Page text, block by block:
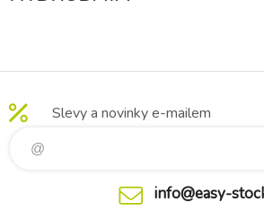
Slevy a novinky e-mailem
info@easy-